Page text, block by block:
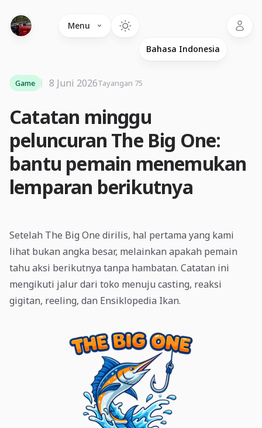
Menu
Catatan minggu
peluncuran The Big One:
bantu pemain menemukan
lemparan berikutnya
Game 8 Juni 2026Tayangan 75
Setelah The Big One dirilis, hal pertama yang kami
lihat bukan angka besar, melainkan apakah pemain
tahu aksi berikutnya tanpa hambatan. Catatan ini
mengikuti jalur dari toko menuju casting, reaksi
gigitan, reeling, dan Ensiklopedia Ikan.